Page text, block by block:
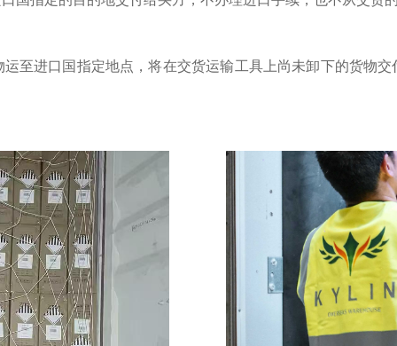
至进口国指定地点，将在交货运输工具上尚未卸下的货物